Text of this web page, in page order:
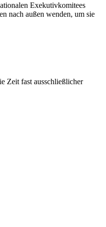
Exekutivkomitees
nach außen wenden, um sie
Zeit fast ausschließlicher